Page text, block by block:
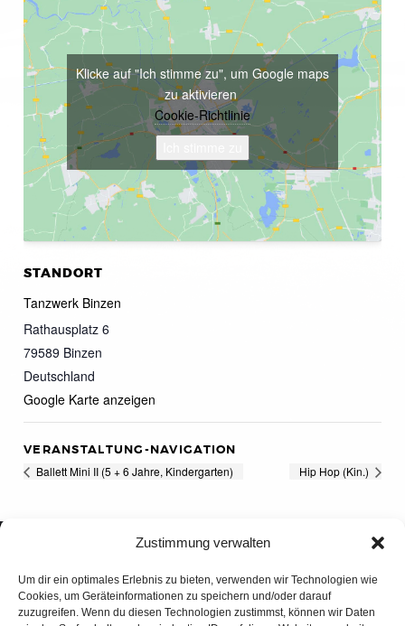
Zustimmung verwalten
Um dir ein optimales Erlebnis zu bieten, verwenden wir Technologien wie
Cookies, um Geräteinformationen zu speichern und/oder darauf
zuzugreifen. Wenn du diesen Technologien zustimmst, können wir Daten
STANDORT
Tanzwerk Binzen
Rathausplatz 6
79589 Binzen
Deutschland
Google Karte anzeigen
Klicke auf "Ich stimme zu", um Google maps
zu aktivieren
Cookie-Richtlinie
VERANSTALTUNG-NAVIGATION
Ballett Mini II (5 + 6 Jahre, Kindergarten) Hip Hop (Kin.)